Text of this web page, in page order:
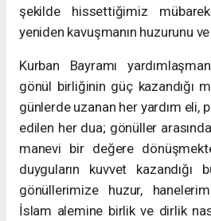
şekilde hissettiğimiz mübarek
yeniden kavuşmanın huzurunu
Kurban Bayramı
gönül birliğinin güç kazandığı
günlerde uzanan her yardım eli,
edilen her dua; gönüller
manevi bir değere
duyguların kuvvet kazandığı
gönüllerimize huzur,
İslam alemine birlik ve dirlik